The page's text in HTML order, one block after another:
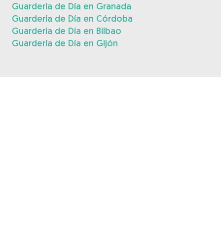
Guardería de Día en Granada
Guardería de Día en Córdoba
Guardería de Día en Bilbao
Guardería de Día en Gijón